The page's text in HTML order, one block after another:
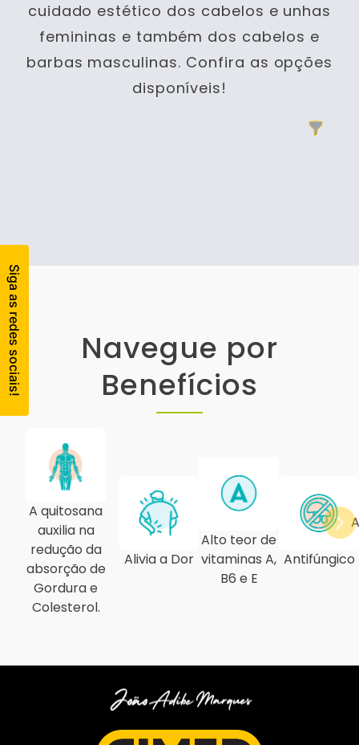
cuidado estético dos cabelos e unhas
femininas e também dos cabelos e
barbas masculinas. Confira as opções
disponíveis!
Filtros
Navegue por
Benefícios
A quitosana
auxilia na
redução da
absorção de
Gordura e
Colesterol.
Alivia a Dor
Alto teor de
vitaminas A,
B6 e E
Antifúngico